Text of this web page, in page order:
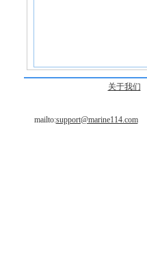
关于我们
mailto:support@marine114.com